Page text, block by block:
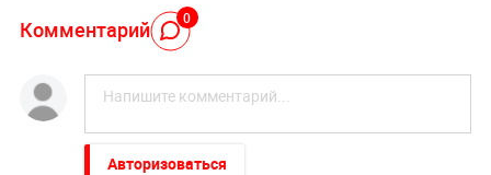
Комментарий 0
Авторизоваться